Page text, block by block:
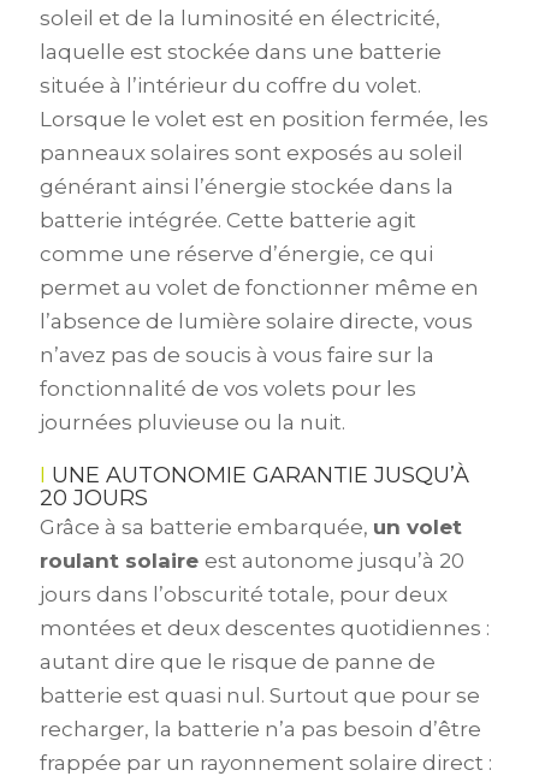
soleil et de la luminosité en électricité,
laquelle est stockée dans une batterie
située à l’intérieur du coffre du volet.
Lorsque le volet est en position fermée, les
panneaux solaires sont exposés au soleil
générant ainsi l’énergie stockée dans la
batterie intégrée. Cette batterie agit
comme une réserve d’énergie, ce qui
permet au volet de fonctionner même en
l’absence de lumière solaire directe, vous
n’avez pas de soucis à vous faire sur la
fonctionnalité de vos volets pour les
journées pluvieuse ou la nuit.
UNE AUTONOMIE GARANTIE JUSQU’À
20 JOURS
Grâce à sa batterie embarquée, un volet
roulant solaire est autonome jusqu’à 20
jours dans l’obscurité totale, pour deux
montées et deux descentes quotidiennes :
autant dire que le risque de panne de
batterie est quasi nul. Surtout que pour se
recharger, la batterie n’a pas besoin d’être
frappée par un rayonnement solaire direct :